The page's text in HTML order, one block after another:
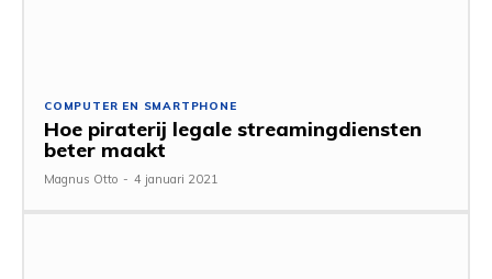
COMPUTER EN SMARTPHONE
Hoe piraterij legale streamingdiensten
beter maakt
Magnus Otto - 4 januari 2021